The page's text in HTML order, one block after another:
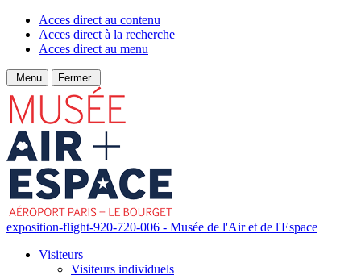
Acces direct au contenu
Acces direct à la recherche
Acces direct au menu
Menu Fermer
exposition-flight-920-720-006 - Musée de l'Air et de l'Espace
Visiteurs
Visiteurs individuels